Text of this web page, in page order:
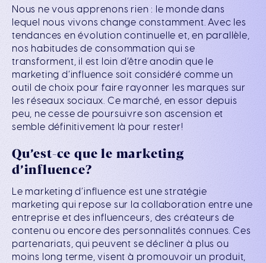
Nous ne vous apprenons rien : le monde dans
lequel nous vivons change constamment. Avec les
tendances en évolution continuelle et, en parallèle,
nos habitudes de consommation qui se
transforment, il est loin d’être anodin que le
marketing d’influence soit considéré comme un
outil de choix pour faire rayonner les marques sur
les réseaux sociaux. Ce marché, en essor depuis
peu, ne cesse de poursuivre son ascension et
semble définitivement là pour rester!
Qu’est-ce que le marketing
d’influence?
Le marketing d’influence est une stratégie
marketing qui repose sur la collaboration entre une
entreprise et des influenceurs, des créateurs de
contenu ou encore des personnalités connues. Ces
partenariats, qui peuvent se décliner à plus ou
moins long terme, visent à promouvoir un produit,